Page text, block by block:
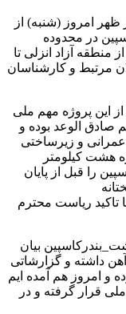
ظهر امروز (شنبه) از
در محدوده
منطقه آزاد انزلی تا
مرتبط و کارشناسان
از این پروژه مهم ملی
صادق الوعد بوده و
و زیرساختی
هشت کیلومتر
را قبل از پایان
تاکید ریاست محترم
بیان
داشته و گزارشاتی
امروز هم آمده ایم
قرار گرفته و در